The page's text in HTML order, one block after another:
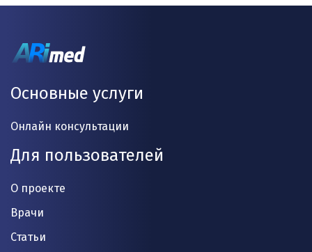
Основные услуги
Онлайн консультации
Для пользователей
О проекте
Врачи
Статьи